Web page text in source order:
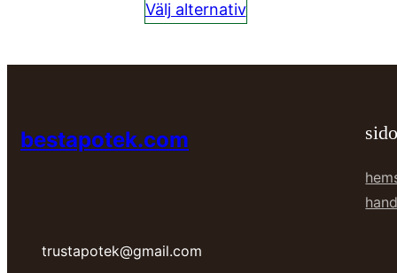
Välj alternativ
bestapotek.com
trustapotek@gmail.com